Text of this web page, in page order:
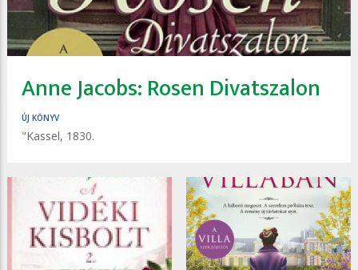
Anne Jacobs: Rosen Divatszalon
ÚJ KÖNYV
"Kassel, 1830.